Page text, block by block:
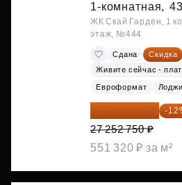
1-комнатная,
ЖК Скай Гарден, 1
этаж, №444
Сдана Скидка
Живите сейчас -
Евроформат
23 982 420 ₽ -
27 252 750 ₽
551 320 ₽ за м²